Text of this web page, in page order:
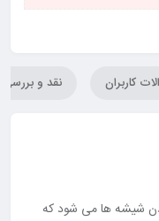
کاربران نقد و بررسی
تمیز بودن شیشه ها می شود که